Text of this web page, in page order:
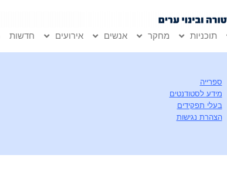
תוכניות מחקר אנשים אירועים חדשות
ספרייה
מידע לסטודנטים
בעלי תפקידים
הצהרת נגישות